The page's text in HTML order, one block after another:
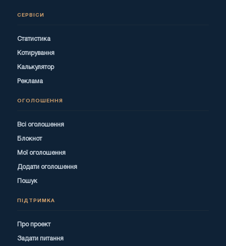
СЕРВІСИ
Статистика
Котирування
Калькулятор
Реклама
ОГОЛОШЕННЯ
Всі оголошення
Блокнот
Мої оголошення
Додати оголошення
Пошук
ПІДТРИМКА
Про проект
Задати питання